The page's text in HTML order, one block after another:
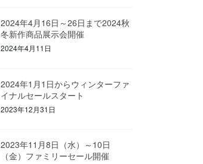
2024年4月16日～26日まで2024秋
冬新作商品展示会開催
2024年4月11日
2024年1月1日からウィンターファ
イナルセールスタート
2023年12月31日
2023年11月8日（水）～10日
（金）ファミリーセール開催